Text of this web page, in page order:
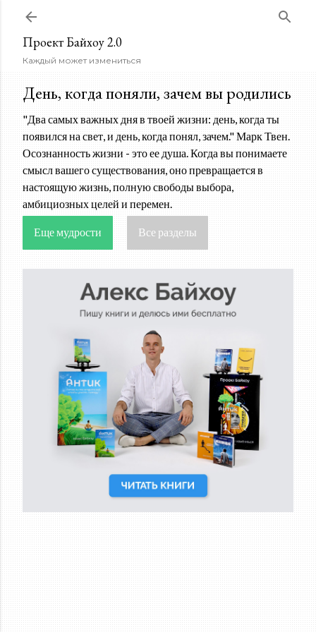
Проект Байхоу 2.0
Каждый может измениться
День, когда поняли, зачем вы родились
"Два самых важных дня в твоей жизни: день, когда ты
появился на свет, и день, когда понял, зачем." Марк Твен.
Осознанность жизни - это ее душа. Когда вы понимаете
смысл вашего существования, оно превращается в
настоящую жизнь, полную свободы выбора,
амбициозных целей и перемен.
Еще мудрости Все разделы